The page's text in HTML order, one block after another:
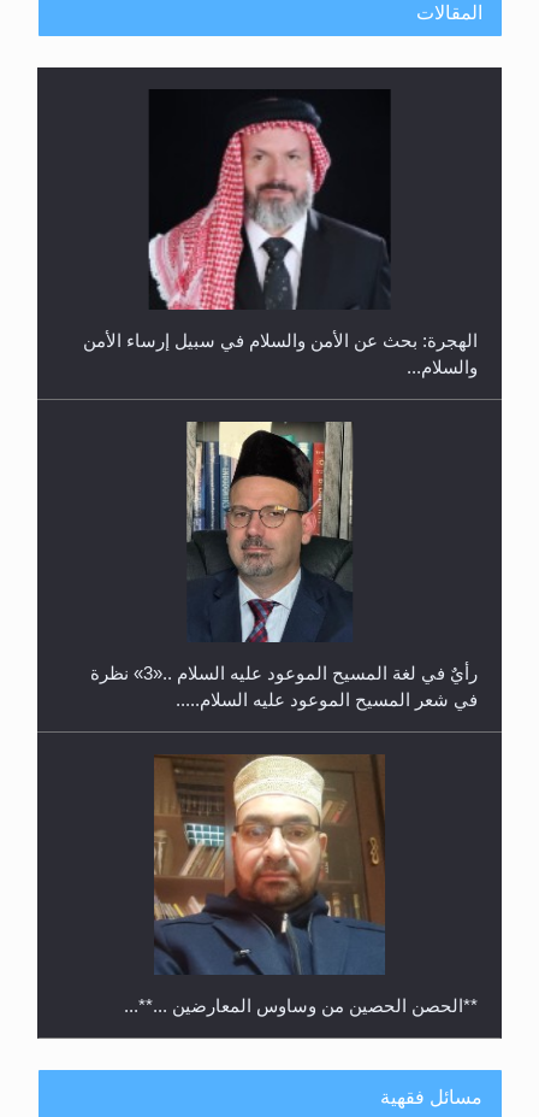
إتمام حفظ القرآن الكريم لثلاثة طلاب من مدرسة الحفظ
حفل توزيع الشهادات في الجامعة الأحمدية بنيجيريا لعام
المقالات
الهجرة: بحث عن الأمن والسلام في سبيل إرساء الأمن
والسلام...
رأيٌ في لغة المسيح الموعود عليه السلام ..«3» نظرة
في شعر المسيح الموعود عليه السلام.....
**الحصن الحصين من وساوس المعارضين ...**...
مسائل فقهية